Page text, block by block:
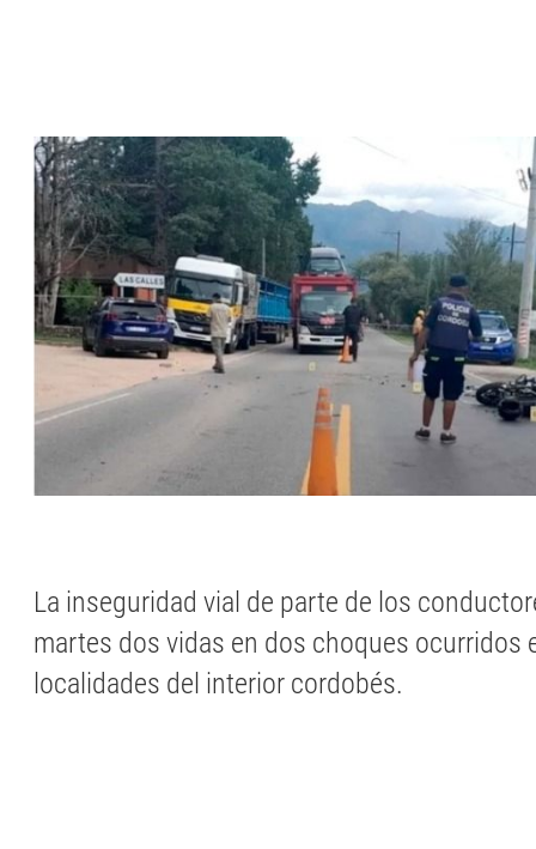
La inseguridad vial de parte de los
martes dos vidas en dos choques ocurridos
localidades del interior cordobés.